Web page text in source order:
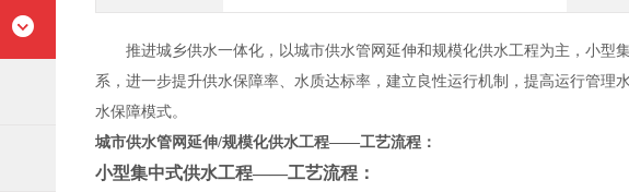
推进城乡供水一体化，以城市供水管网延伸和规模化供水工程为主，小型
系，进一步提升供水保障率、水质达标率，建立良性运行机制，提高运行管
水保障模式。
城市供水管网延伸/规模化供水工程——工艺流程：
小型集中式供水工程——工艺流程：